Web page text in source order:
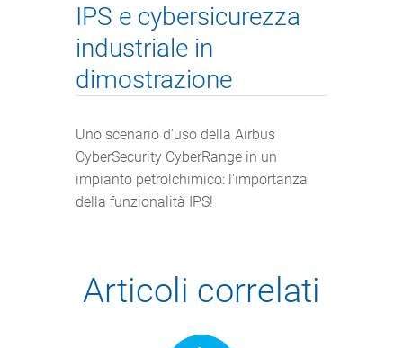
IPS e cybersicurezza
industriale in
dimostrazione
Uno scenario d'uso della Airbus
CyberSecurity CyberRange in un
impianto petrolchimico: l'importanza
della funzionalità IPS!
Articoli correlati